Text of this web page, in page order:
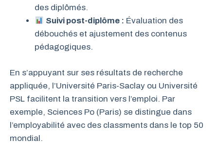
des diplômés.
Suivi post-diplôme : Évaluation des
débouchés et ajustement des contenus
pédagogiques.
En s’appuyant sur ses résultats de recherche
appliquée, l’Université Paris-Saclay ou Université
PSL facilitent la transition vers l’emploi. Par
exemple, Sciences Po (Paris) se distingue dans
l’employabilité avec des classments dans le top 50
mondial.